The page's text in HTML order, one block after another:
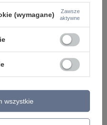
- WISZĄCE
ZEWNĘTRZNE
- SUFITOWE
(wymagane)
Zawsze
aktywne
wszystkie